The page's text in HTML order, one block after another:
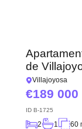
de
Villajoyosa
189 000
ID B-1725
2 1 60